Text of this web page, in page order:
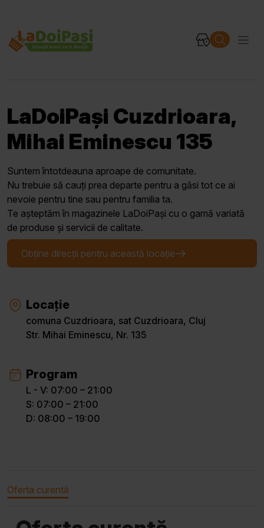
LaDoiPași Cuzdrioara,
Mihai Eminescu 135
Suntem întotdeauna aproape de comunitate.
Nu trebuie să cauți prea departe pentru a găsi tot ce ai
nevoie pentru tine sau pentru familia ta.
Te așteptăm în magazinele LaDoiPași cu o gamă variată
de produse și servicii de calitate.
Obține direcții pentru această locație
Locație
comuna Cuzdrioara, sat Cuzdrioara, Cluj
Str. Mihai Eminescu, Nr. 135
Program
L - V: 07:00 – 21:00
S: 07:00 – 21:00
D: 08:00 – 19:00
Oferta curentă